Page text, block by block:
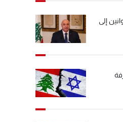
عون ردّ 4 قوانين إلى